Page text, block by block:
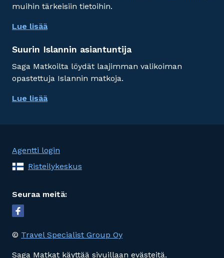
muihin tärkeisiin tietoihin.
Lue lisää
Suurin Islannin asiantuntija
Saga Matkoilta löydät laajimman valikoiman
opastettuja Islannin matkoja.
Lue lisää
Agentti login
Risteilykeskus
Seuraa meitä:
© Travel Specialist Group Oy
Saga Matkat käyttää sivuillaan evästeitä.